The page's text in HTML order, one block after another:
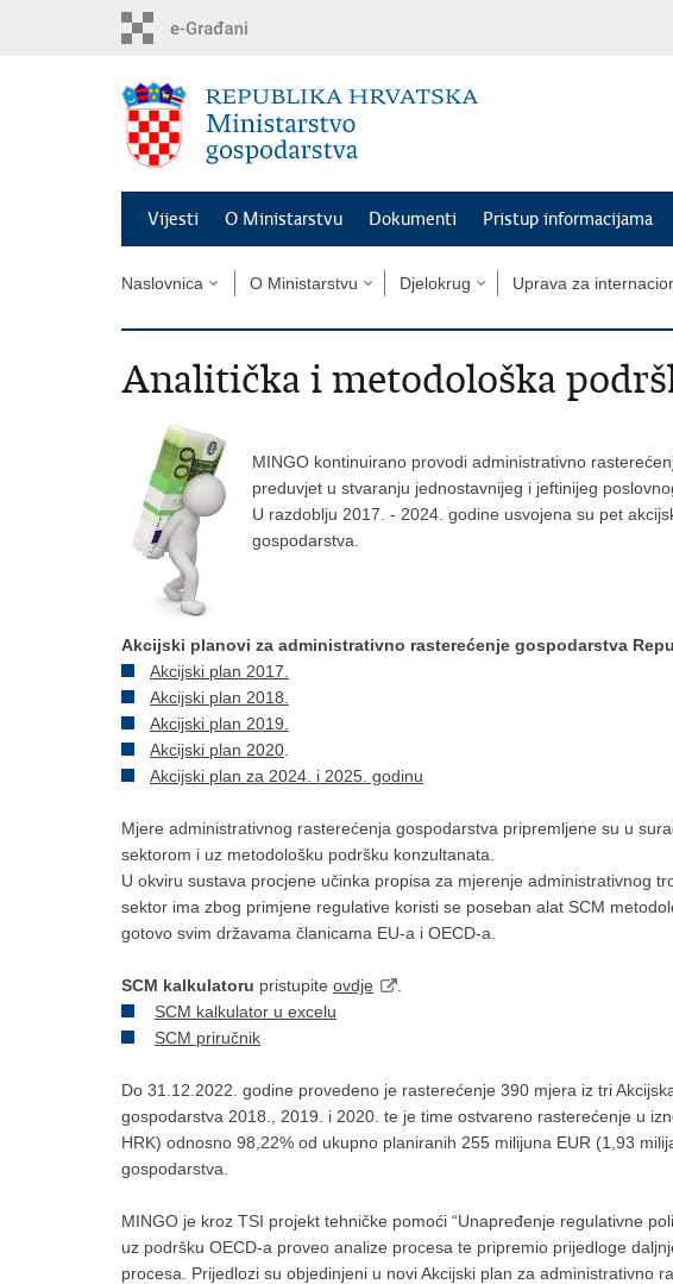
Vijesti O Ministarstvu Dokumenti Pristup informacijama
Naslovnica O Ministarstvu Djelokrug Uprava za
Analitička i metodološka
MINGO kontinuirano provodi administrativno
preduvjet u stvaranju jednostavnijeg i jeftinijeg
U razdoblju 2017. - 2024. godine usvojena su pet
gospodarstva.
Akcijski planovi za administrativno rasterećenje gospodarstva
Akcijski plan 2017.
Akcijski plan 2018.
Akcijski plan 2019.
Akcijski plan 2020
Akcijski plan za 2024. i 2025. godinu
Mjere administrativnog rasterećenja gospodarstva pripremljene su u
sektorom i uz metodološku podršku konzultanata.
U okviru sustava procjene učinka propisa za mjerenje administrativnog
sektor ima zbog primjene regulative koristi se poseban alat SCM
gotovo svim državama članicama EU-a i OECD-a.
SCM kalkulatoru pristupite ovdje
SCM kalkulator u excelu
SCM priručnik
Do 31.12.2022. godine provedeno je rasterećenje 390 mjera iz tri
gospodarstva 2018., 2019. i 2020. te je time ostvareno rasterećenje u
HRK) odnosno 98,22% od ukupno planiranih 255 milijuna EUR (1,93
gospodarstva.​
MINGO je kroz TSI projekt tehničke pomoći “Unapređenje regulativne
uz podršku OECD-a proveo analize procesa te pripremio prijedloge
procesa. Prijedlozi su objedinjeni u novi Akcijski plan za administrativno